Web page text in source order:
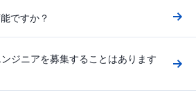
ですか？
ジニアを募集することはあります